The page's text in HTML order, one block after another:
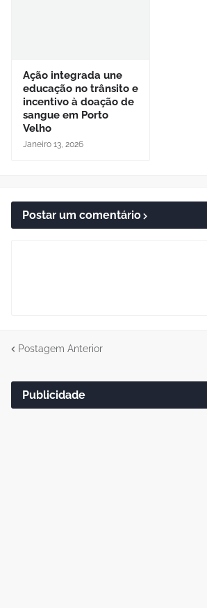
Ação integrada une
educação no trânsito e
incentivo à doação de
sangue em Porto
Velho
Janeiro 13, 2026
Postar um comentário
Postagem Anterior
Publicidade